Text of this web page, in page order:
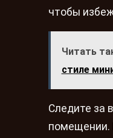
чтобы
Читать
стиле
Следите за